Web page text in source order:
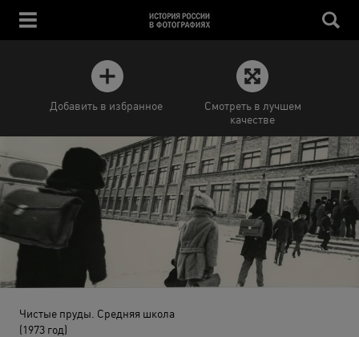
Добавить в избранное
Смотреть в лучшем
качестве
Чистые пруды. Средняя школа
(1973 год)